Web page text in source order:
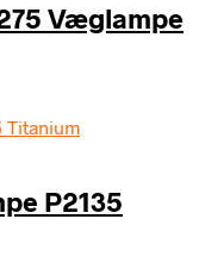
Væglampe
kr.. P2135